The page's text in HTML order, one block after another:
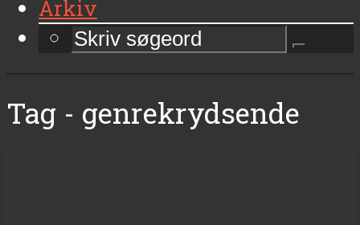
Arkiv
Tag - genrekrydsende